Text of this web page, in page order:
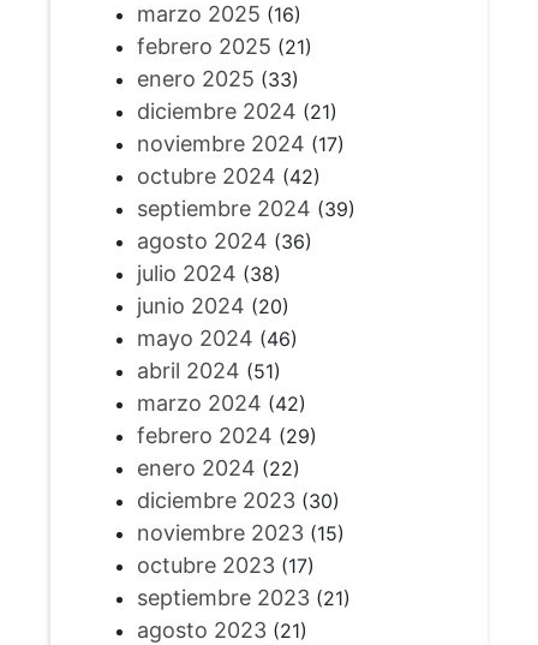
marzo 2025 (16)
febrero 2025 (21)
enero 2025 (33)
diciembre 2024 (21)
noviembre 2024 (17)
octubre 2024 (42)
septiembre 2024 (39)
agosto 2024 (36)
julio 2024 (38)
junio 2024 (20)
mayo 2024 (46)
abril 2024 (51)
marzo 2024 (42)
febrero 2024 (29)
enero 2024 (22)
diciembre 2023(30)
noviembre 2023(15)
octubre 2023(17)
septiembre 2023(21)
agosto 2023(21)